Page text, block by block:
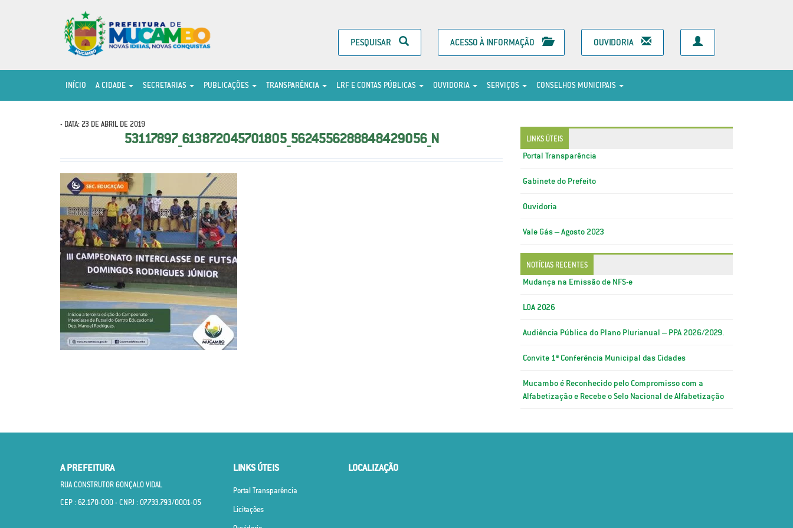
PESQUISAR ACESSO À INFORMAÇÃO OUVIDORIA
INÍCIO A CIDADE SECRETARIAS PUBLICAÇÕES TRANSPARÊNCIA LRF E CONTAS PÚBLICAS OUVIDORIA SERVIÇOS CONSELHOS MUNICIPAIS
- DATA: 23 DE ABRIL DE 2019
53117897_613872045701805_5624556288848429056_N LINKS ÚTEIS
Portal Transparência
Gabinete do Prefeito
Ouvidoria
Vale Gás – Agosto 2023
NOTÍCIAS RECENTES
Mudança na Emissão de NFS-e
LOA 2026
Audiência Pública do Plano Plurianual – PPA 2026/2029.
Convite 1ª Conferência Municipal das Cidades
Mucambo é Reconhecido pelo Compromisso com a
Alfabetização e Recebe o Selo Nacional de Alfabetização
A PREFEITURA
RUA CONSTRUTOR GONÇALO VIDAL
CEP : 62.170­-000 - CNPJ : 07.733.793/0001­-05
LINKS ÚTEIS
Portal Transparência
Licitações
LOCALIZAÇÃO